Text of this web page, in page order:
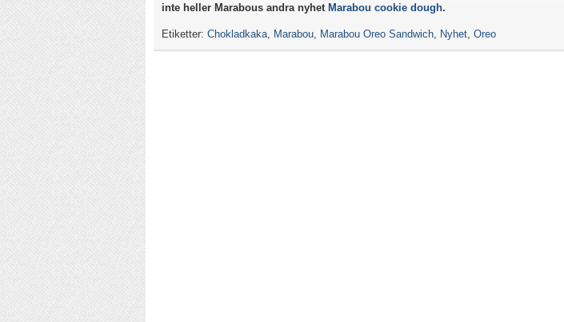
inte heller Marabous andra nyhet Marabou cookie dough.
Etiketter: Chokladkaka, Marabou, Marabou Oreo Sandwich, Nyhet, Oreo